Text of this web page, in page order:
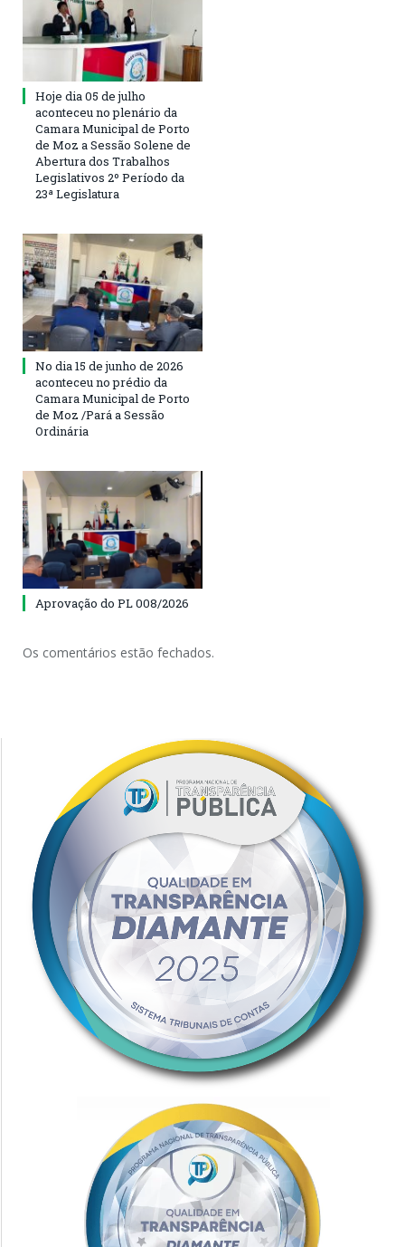
Hoje dia 05 de julho
aconteceu no plenário da
Camara Municipal de Porto
de Moz a Sessão Solene de
Abertura dos Trabalhos
Legislativos 2º Período da
23ª Legislatura
No dia 15 de junho de 2026
aconteceu no prédio da
Camara Municipal de Porto
de Moz /Pará a Sessão
Ordinária
Aprovação do PL 008/2026
Os comentários estão fechados.